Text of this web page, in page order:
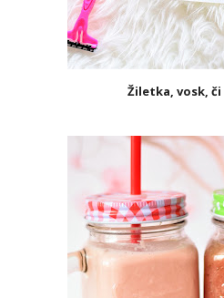
Žiletka, vosk,